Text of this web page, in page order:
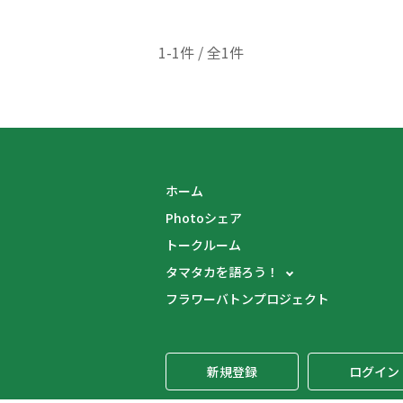
1-1件 / 全1件
ホーム
Photoシェア
トークルーム
タマタカを語ろう！
フラワーバトンプロジェクト
新規登録 ログイン